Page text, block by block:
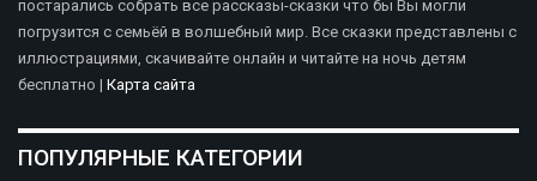
постарались собрать все рассказы-сказки что бы Вы могли
погрузится с семьёй в волшебный мир. Все сказки представлены с
иллюстрациями, скачивайте онлайн и читайте на ночь детям
бесплатно | Карта сайта
ПОПУЛЯРНЫЕ КАТЕГОРИИ